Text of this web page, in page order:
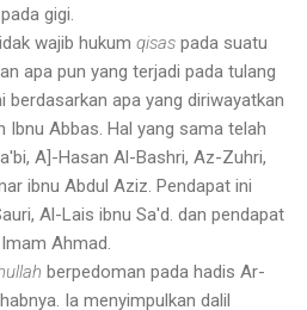
gigi.
wajib hukum qisas pada suatu
apa pun yang terjadi pada tulang
berdasarkan apa yang diriwayatkan
Ibnu Abbas. Hal yang sama telah
A]-Hasan Al-Bashri, Az-Zuhri,
ibnu Abdul Aziz. Pendapat ini
Al-Lais ibnu Sa'd. dan pendapat
Ahmad.
lah berpedoman pada hadis Ar-
Ia menyimpulkan dalil